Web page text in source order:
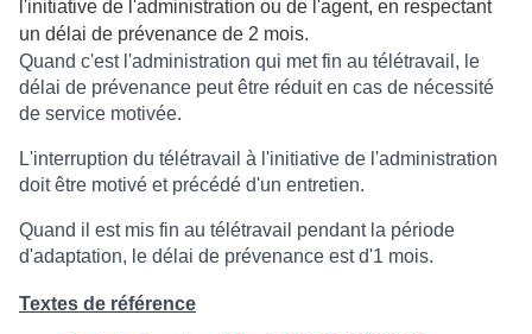
l'initiative de l'administration ou de l'agent, en respectant
un délai de prévenance de 2 mois.
Quand c'est l'administration qui met fin au télétravail, le
délai de prévenance peut être réduit en cas de nécessité
de service motivée.
L'interruption du télétravail à l'initiative de l'administration
doit être motivé et précédé d'un entretien.
Quand il est mis fin au télétravail pendant la période
d'adaptation, le délai de prévenance est d'1 mois.
Textes de référence